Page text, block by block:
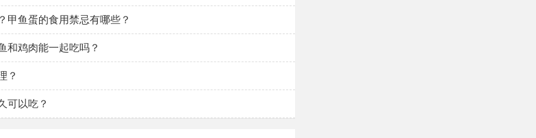
甲鱼蛋的食用禁忌有哪些？
和鸡肉能一起吃吗？
？
可以吃？